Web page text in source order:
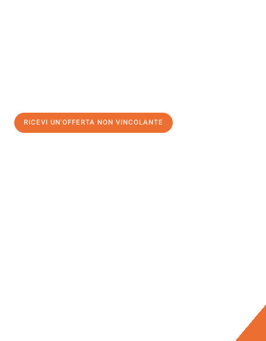
RICEVI UN'OFFERTA NON VINCOLANTE